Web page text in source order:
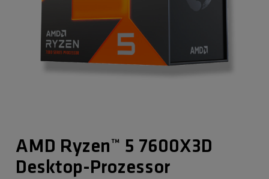
AMD Ryzen™ 5 7600X3D
Desktop-Prozessor​